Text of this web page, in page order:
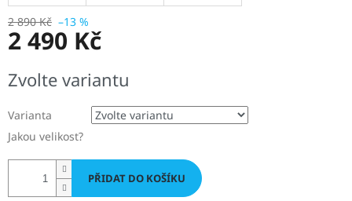
2 890 Kč –13 %
2 490 Kč
cena:
Zvolte variantu
Varianta
Jakou velikost?
PŘIDAT DO KOŠÍKU